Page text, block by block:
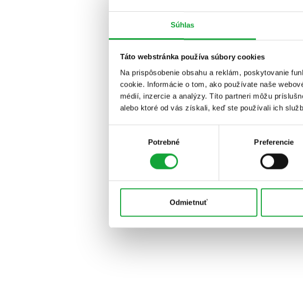
Súhlas
Táto webstránka používa súbory cookies
Na prispôsobenie obsahu a reklám, poskytovanie
cookie. Informácie o tom, ako používate naše
médií, inzercie a analýzy. Títo partneri môžu
alebo ktoré od vás získali, keď ste používali ich
Potrebné Preferencie
Odmietnuť